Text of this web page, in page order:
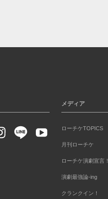
メディア
ローチケTOPICS
月刊ローチケ
ローチケ演劇宣言！
演劇最強論-ing
クランクイン！